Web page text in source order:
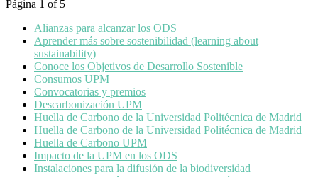
Página 1 of 5
Alianzas para alcanzar los ODS
Aprender más sobre sostenibilidad (learning about
sustainability)
Conoce los Objetivos de Desarrollo Sostenible
Consumos UPM
Convocatorias y premios
Descarbonización UPM
Huella de Carbono de la Universidad Politécnica de Madrid
Huella de Carbono de la Universidad Politécnica de Madrid
Huella de Carbono UPM
Impacto de la UPM en los ODS
Instalaciones para la difusión de la biodiversidad